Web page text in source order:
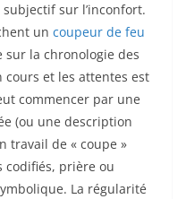
sur l’inconfort.
un coupeur de feu
sur la chronologie des
et les attentes est
commencer par une
(ou une description
travail de « coupe »
codifiés, prière ou
La régularité